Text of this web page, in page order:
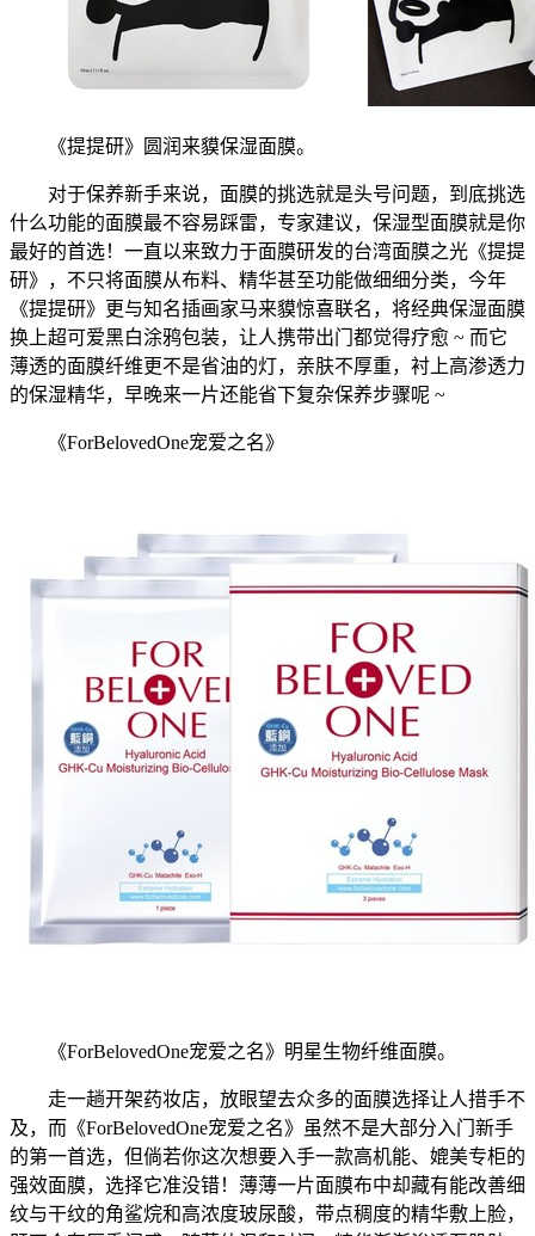
《提提研》圆润来貘保湿面膜。
对于保养新手来说，面膜的挑选就是头号问题，到底挑选
什么功能的面膜最不容易踩雷，专家建议，保湿型面膜就是你
最好的首选！一直以来致力于面膜研发的台湾面膜之光《提提
研》，不只将面膜从布料、精华甚至功能做细细分类，今年
《提提研》更与知名插画家马来貘惊喜联名，将经典保湿面膜
换上超可爱黑白涂鸦包装，让人携带出门都觉得疗愈 ~ 而它
薄透的面膜纤维更不是省油的灯，亲肤不厚重，衬上高渗透力
的保湿精华，早晚来一片还能省下复杂保养步骤呢 ~
《ForBelovedOne宠爱之名》
《ForBelovedOne宠爱之名》明星生物纤维面膜。
走一趟开架药妆店，放眼望去众多的面膜选择让人措手不
及，而《ForBelovedOne宠爱之名》虽然不是大部分入门新手
的第一首选，但倘若你这次想要入手一款高机能、媲美专柜的
强效面膜，选择它准没错！薄薄一片面膜布中却藏有能改善细
纹与干纹的角鲨烷和高浓度玻尿酸，带点稠度的精华敷上脸，